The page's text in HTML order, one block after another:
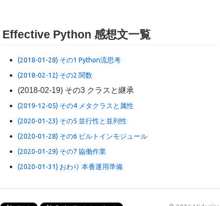
Effective Python 感想文一覧
(2018-01-28) その1 Python流思考
(2018-02-12) その2 関数
(2018-02-19) その3 クラスと継承
(2019-12-05) その4 メタクラスと属性
(2020-01-23) その5 並行性と並列性
(2020-01-28) その6 ビルトインモジュール
(2020-01-29) その7 協働作業
(2020-01-31) おわり 本番運用準備